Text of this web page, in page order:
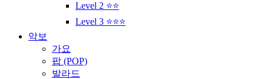
Level 2 ⭐⭐
Level 3 ⭐⭐⭐
악보
가요
팝 (POP)
발라드